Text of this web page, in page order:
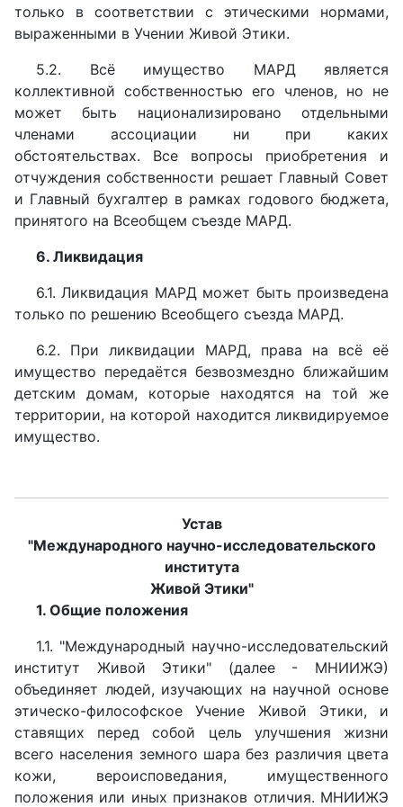
только в соответствии с этическими нормами,
выраженными в Учении Живой Этики.
5.2. Всё имущество МАРД является
коллективной собственностью его членов, но не
может быть национализировано отдельными
членами ассоциации ни при каких
обстоятельствах. Все вопросы приобретения и
отчуждения собственности решает Главный Совет
и Главный бухгалтер в рамках годового бюджета,
принятого на Всеобщем съезде МАРД.
6. Ликвидация
6.1. Ликвидация МАРД может быть произведена
только по решению Всеобщего съезда МАРД.
6.2. При ликвидации МАРД, права на всё её
имущество передаётся безвозмездно ближайшим
детским домам, которые находятся на той же
территории, на которой находится ликвидируемое
имущество.
Устав
"Международного научно-исследовательского
института
Живой Этики"
1. Общие положения
1.1. "Международный научно-исследовательский
институт Живой Этики" (далее - МНИИЖЭ)
объединяет людей, изучающих на научной основе
этическо-философское Учение Живой Этики, и
ставящих перед собой цель улучшения жизни
всего населения земного шара без различия цвета
кожи, вероисповедания, имущественного
положения или иных признаков отличия. МНИИЖЭ